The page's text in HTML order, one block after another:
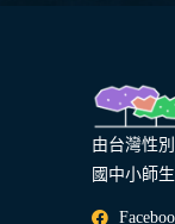
由台灣性
國中小師